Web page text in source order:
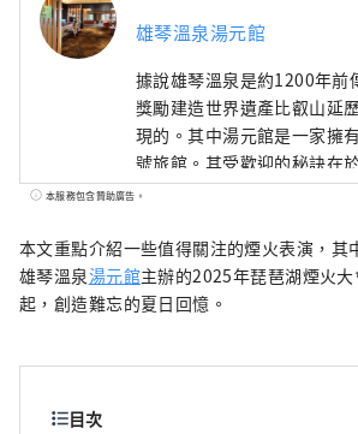
雄琴溫泉湯元館
據說雄琴溫泉是約1200年前
獎勵建造世界遺產比叡山延
現的。其中湯元館是一家擁
號旅館。其受歡迎的秘訣在
泉，包括位於 11 樓可以俯
京都風格的懷石料理，其中
三大和牛品牌之一的“認證
時令食材。雖然距離京都僅
本服務包含贊助廣告。
本文重點介紹一些值得關注的煙火表演，其
雄琴溫泉湯元館主辦的2025年琵琶湖煙火
起，創造難忘的夏日回憶。
目次